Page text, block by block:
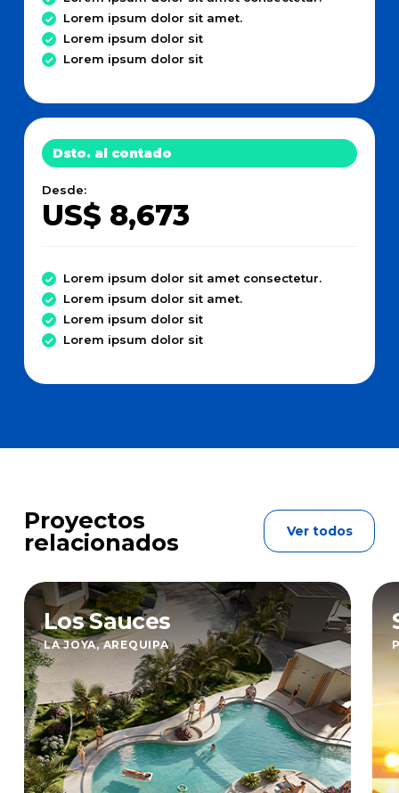
Lorem ipsum dolor sit amet.
Lorem ipsum dolor sit
Lorem ipsum dolor sit
Dsto. al contado
Desde:
US$ 8,673
Lorem ipsum dolor sit amet consectetur.
Lorem ipsum dolor sit amet.
Lorem ipsum dolor sit
Lorem ipsum dolor sit
Proyectos
relacionados
Ver todos
Los Sauces
LA JOYA, AREQUIPA